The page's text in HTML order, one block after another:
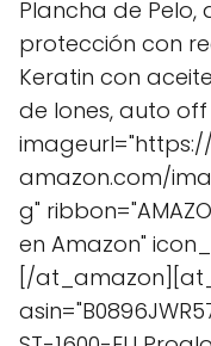
Plancha de Pelo,
protección con
Keratin con
de Iones, auto off
amazon.com/
g"
en Amazon"
[/